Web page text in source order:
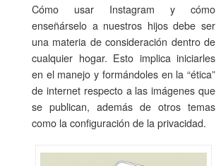
Cómo usar Instagram y cómo
enseñárselo a nuestros hijos debe ser
una materia de consideración dentro de
cualquier hogar. Esto implica iniciarles
en el manejo y formándoles en la “ética”
de internet respecto a las imágenes que
se publican, además de otros temas
como la configuración de la privacidad.